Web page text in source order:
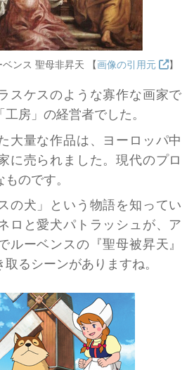
ンス 聖母非昇天 【画像の引用元 】
スケスのような寡作な画家で
房」の経営者でした。
大量な作品は、ヨーロッパ中
に売られました。現代のプロ
のです。
の犬」という物語を知ってい
ロと愛犬パトラッシュが、ア
ルーベンスの『聖母被昇天』
るシーンがありますね。